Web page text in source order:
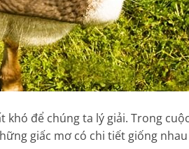
để chúng ta lý giải. Trong
giấc mơ có chi tiết giống nhau